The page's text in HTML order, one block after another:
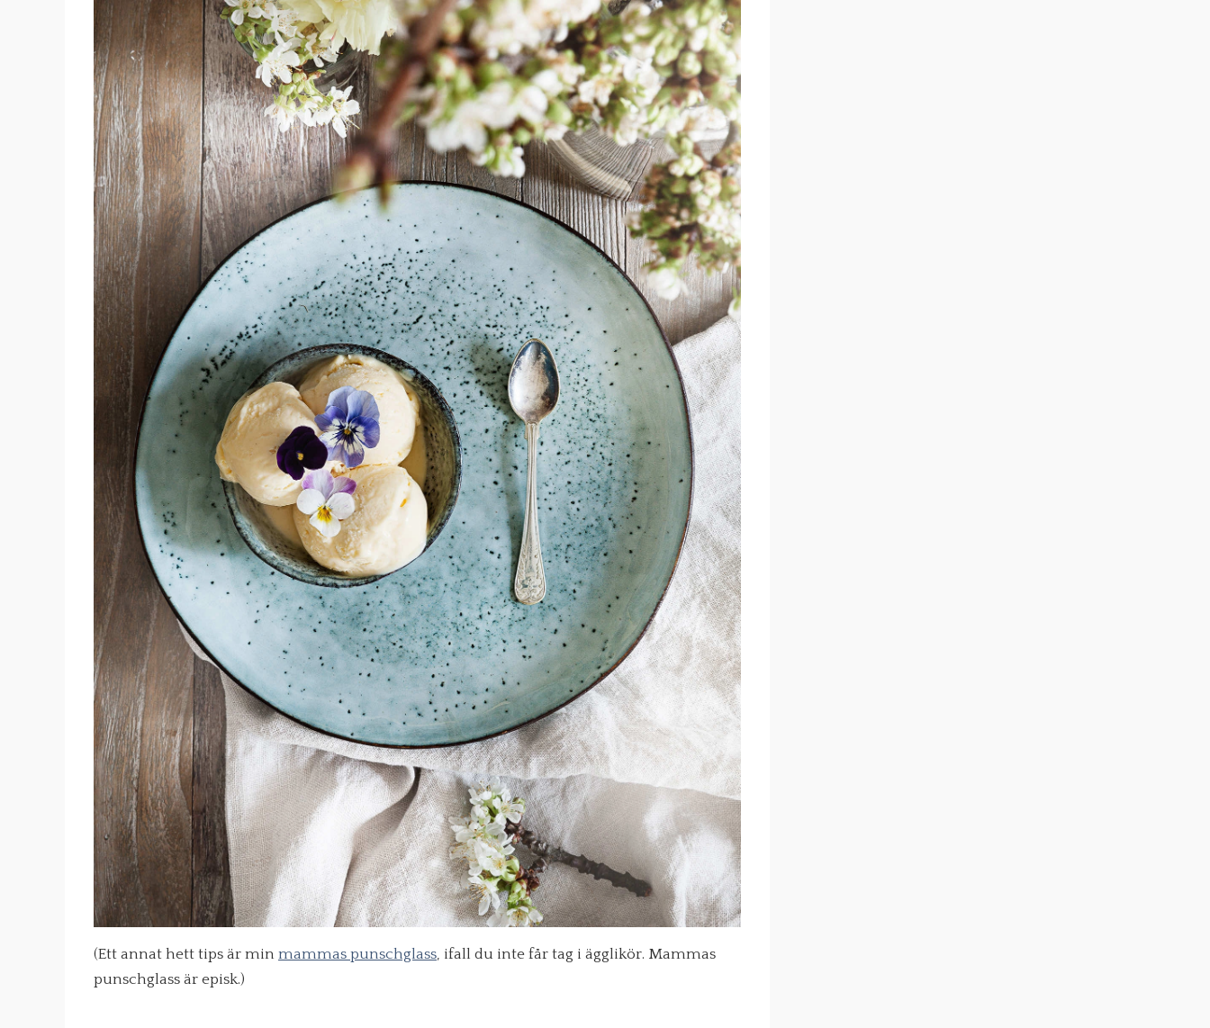
(Ett annat hett tips är min mammas punschglass, ifall du inte får tag i ägglikör. Mammas
punschglass är episk.)